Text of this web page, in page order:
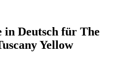
Deutsch für The
Yellow